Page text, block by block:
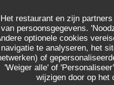
Het restaurant en zijn
van persoonsgegevens.
optionele cookies
navigatie te analyseren, het
of
'Weiger alle' of
wijzigen door op het